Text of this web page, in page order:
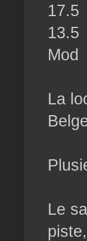
17.5
13.5
Mod
La
Le